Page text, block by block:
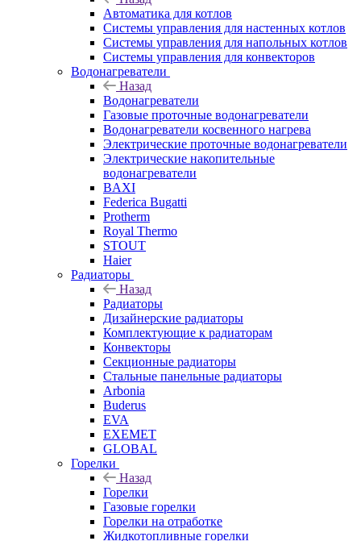
Автоматика для котлов
Системы управления для настенных котлов
Системы управления для напольных котлов
Системы управления для конвекторов
Водонагреватели
Назад
Водонагреватели
Газовые проточные водонагреватели
Водонагреватели косвенного нагрева
Электрические проточные водонагреватели
Электрические накопительные
водонагреватели
BAXI
Federica Bugatti
Protherm
Royal Thermo
STOUT
Haier
Радиаторы
Назад
Радиаторы
Дизайнерские радиаторы
Комплектующие к радиаторам
Конвекторы
Секционные радиаторы
Стальные панельные радиаторы
Arbonia
Buderus
EVA
EXEMET
GLOBAL
Горелки
Назад
Горелки
Газовые горелки
Горелки на отработке
Жидкотопливные горелки